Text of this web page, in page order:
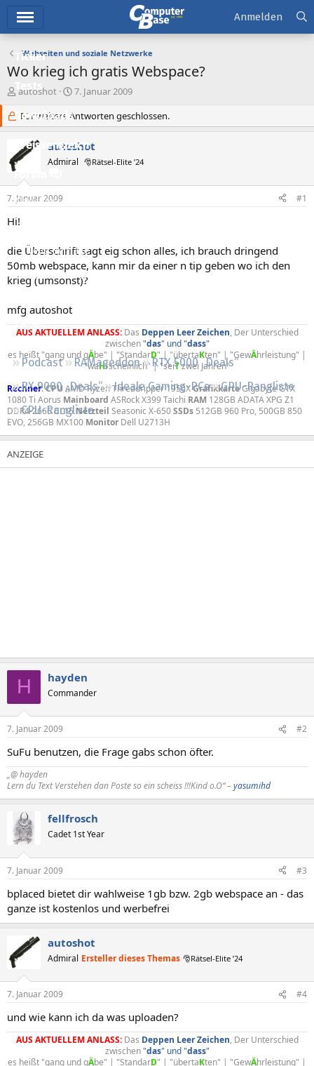
Ticker
Downloads
Preisvergleich
Forum
Aktuelles
Neue Beiträge
Neueste Aktivitäten
Regeln
Podcast RAMageddon
RTX 5000 „Deals“
RX 9000 „Deals“
Ideale Gaming-PCs
GPU-Rangliste
CPU-Rangliste
Anmelden
Webseiten und soziale Netzwerke
Wo krieg ich gratis Webspace?
E
s
t
l
e
autoshot
E
s
t
e
l
l
m
7. Januar 2009
Für weitere Antworten geschlossen.
autoshot
Admiral 🎅Rätsel-Elite ’24
7. Januar 2009 #1
Hi!
die Überschrift sagt eig schon alles, ich brauch dringend
50mb webspace, kann mir da einer n tip geben wo ich den
krieg (umsonst)?
mfg autoshot
AUS AKTUELLEM ANLASS:Das Deppen LeerZeichen, Der Unterschied
zwischen"das" und "dass"
es heißt "gang und gÄbe" | "StandarD" | "übertaKten" | "GewÄhrleistung" |
"waHrscheinlich" | "seiTzwei Jahren"​
Rechner:CPU AMD Ryzen Threadripper 1950XGrafikkarteGigabyte GTX
1080 Ti Aorus Mainboard ASRock X399 Taichi RAM 128GB ADATA XPG Z1
DDR4-2666 CL16Netzteil Seasonic X-650SSDs 512GB 960 Pro, 500GB 850
EVO, 256GB MX100 Monitor Dell U2713H
H hayden
Commander
7. Januar 2009 #2
SuFu benutzen, die Frage gabs schon öfter.
„@ hayden
Lern du Text Verstehen dan Poste so ein scheiss !!!Kind o.O“ –yasumihd
fellfrosch
Cadet 1st Year
7. Januar 2009 #3
bplaced bietet dir wahlweise 1gb bzw. 2gb webspace an - das
ganze ist kostenlos und werbefrei
autoshot
Admiral Ersteller dieses Themas 🎅Rätsel-Elite ’24
7. Januar 2009 #4
und wie kann ich da was uploaden?
AUS AKTUELLEM ANLASS:Das Deppen LeerZeichen, Der Unterschied
zwischen"das" und "dass"
es heißt "gang und gÄbe" | "StandarD" | "übertaKten" | "GewÄhrleistung" |